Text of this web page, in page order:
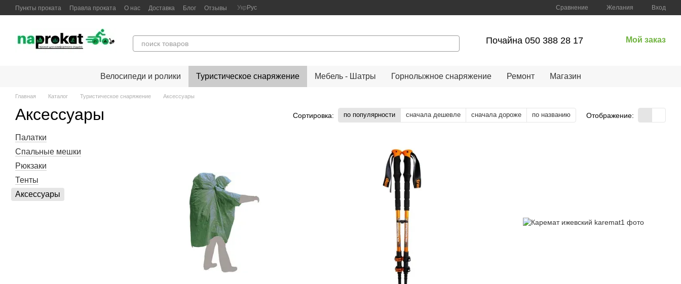
Перейти к основному контенту
Пункты проката Правла проката О нас Доставка Блог Отзывы Укр Рус Сравнение Желания Вход
Почайна 050 388 28 17 Мой заказ
Велосипеди и ролики Туристическое снаряжение Мебель - Шатры Горнолыжное снаряжение Ремонт Магазин
Главная Каталог Туристическое снаряжение Аксессуары
Аксессуары Сортировка: по популярности сначала дешевле сначала дороже по названию Отображение:
Палатки
Спальные мешки
Рюкзаки
Тенты
Аксессуары